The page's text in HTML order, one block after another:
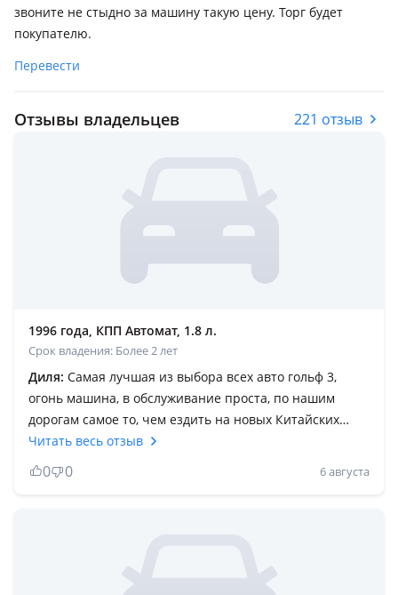
звоните не стыдно за машину такую цену. Торг будет
покупателю.
Перевести
Отзывы владельцев 221 отзыв
1996 года, КПП Автомат, 1.8 л.
Срок владения: Более 2 лет
Диля: Самая лучшая из выбора всех авто гольф 3,
огонь машина, в обслуживание проста, по нашим
дорогам самое то, чем ездить на новых Китайских
машинах, лучше взять гольф 3 и кататься без проблем.
Volkswagen Golf III 1996 года — настоящая легенда,
проверенная временем! Если вы ищете автомобиль,
готова радовать нового владельца каждый день.
Читать весь отзыв
0 0 6 августа